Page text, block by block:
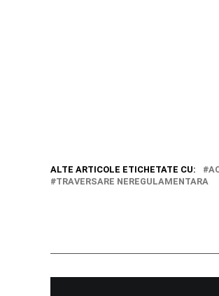
ALTE ARTICOLE ETICHETATE CU:
TRAVERSARE NEREGULAMENTARA